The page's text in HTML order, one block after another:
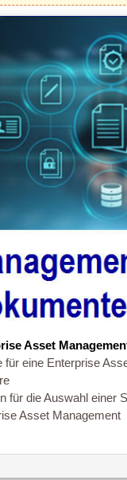
Asset
für eine Enterprise
für die Auswahl einer
Asset Management